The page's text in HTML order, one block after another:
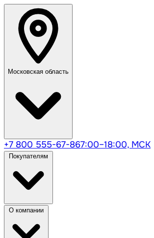
Московская область
+7 800 555-67-867:00–18:00, МСК